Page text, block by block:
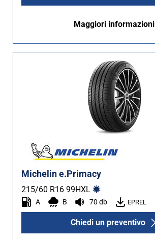
Maggiori informazioni
Michelin e.Primacy
215/60 R16 99HXL
A B 70 db EPREL
Chiedi un preventivo